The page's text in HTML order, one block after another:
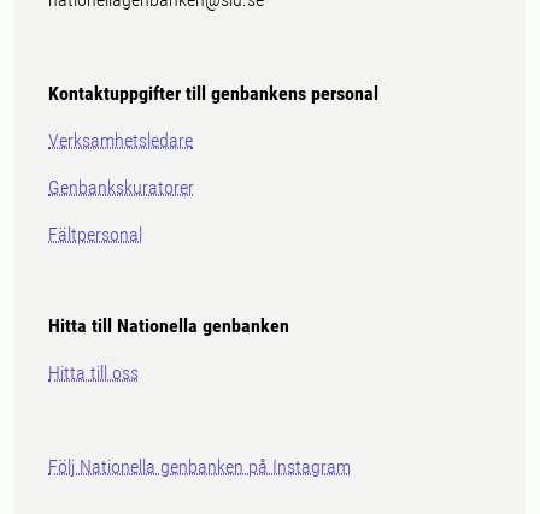
Kontaktuppgifter till genbankens personal
Verksamhetsledare
Genbankskuratorer
Fältpersonal
Hitta till Nationella genbanken
Hitta till oss
Följ Nationella genbanken på Instagram